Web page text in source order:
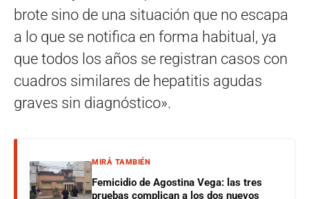
brote sino de una situación que no escapa
a lo que se notifica en forma habitual, ya
que todos los años se registran casos con
cuadros similares de hepatitis agudas
graves sin diagnóstico».
MIRÁ TAMBIÉN
Femicidio de Agostina Vega: las tres
pruebas complican a los dos nuevos